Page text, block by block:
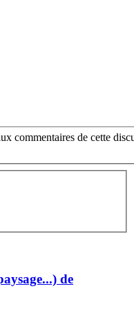
commentaires de cette
de